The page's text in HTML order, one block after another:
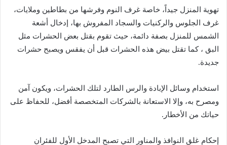
تهوية المنزل جيداً، خاصة غرف النوم وفرشها من بطاطين وملايات،
غرف الجلوس والركنيات والسجاد المفروش بها، إدخال أشعة
الشمس للمنزل بصفة دائمة، حيث تقوم بقتل بعض الحشرات مثل
البق ، كما تقتل بيض هذه الحشرات قبل أن يفقس ويصبح حشرات
جديدة.
استخدام وسائل الإبادة والرس الطارد لتلك الحشرات، ويكون آمن
ومصرح به، وإلا الاستعانة بالشركات المتخصصة أفضل، للحفاظ على
حياتك من الأخطار.
إحكام غلق النوافذ والمناور التي تصبح المدخل الأول للفئران